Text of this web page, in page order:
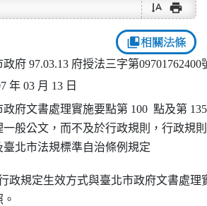
text_rotate_vertical print
collections_bookmark相關法條
政府 97.03.13 府授法三字第09701762400
年 03 月 13 日
政府文書處理實施要點第 100  點及第
一般公文，而不及於行政規則，行政規
臺北市法規標準自治條例規定
政規定生效方式與臺北市政府文書處
。